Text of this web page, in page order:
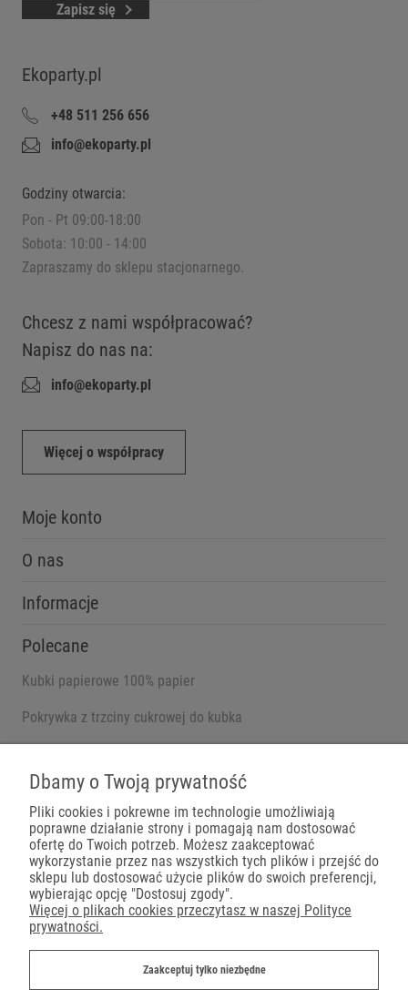
Zapisz się
Ekoparty.pl
+48 511 256 656
info@ekoparty.pl
Godziny otwarcia:
Pon - Pt 09:00-18:00
Sobota: 10:00 - 14:00
Zapraszamy do sklepu stacjonarnego.
Chcesz z nami współpracować?
Napisz do nas na:
info@ekoparty.pl
Więcej o współpracy
Moje konto
O nas
Informacje
Polecane
Kubki papierowe 100% papier
Pokrywka z trzciny cukrowej do kubka
Płatności
Dostawa
Dbamy o Twoją prywatność
Pliki cookies i pokrewne im technologie umożliwiają
poprawne działanie strony i pomagają nam dostosować
ofertę do Twoich potrzeb. Możesz zaakceptować
wykorzystanie przez nas wszystkich tych plików i przejść do
sklepu lub dostosować użycie plików do swoich preferencji,
wybierając opcję "Dostosuj zgody".
Więcej o plikach cookies przeczytasz w naszej Polityce
prywatności.
Zaakceptuj tylko niezbędne